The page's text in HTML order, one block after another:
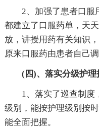
2、加强了患者口服
都建立了口服药单，天
放，讲授用药有关知识
原来口服药由患者自己
(四)、落实分级护理
1、落实了巡查制度
级别，能按护理级别按
能全面把握。